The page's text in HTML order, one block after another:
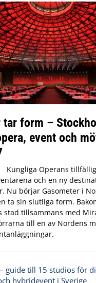
tar form –
event och
Kungliga Operans
och en ny
Nu börjar Gasometer i
ta sin slutliga form.
stad tillsammans med
till en av Nordens